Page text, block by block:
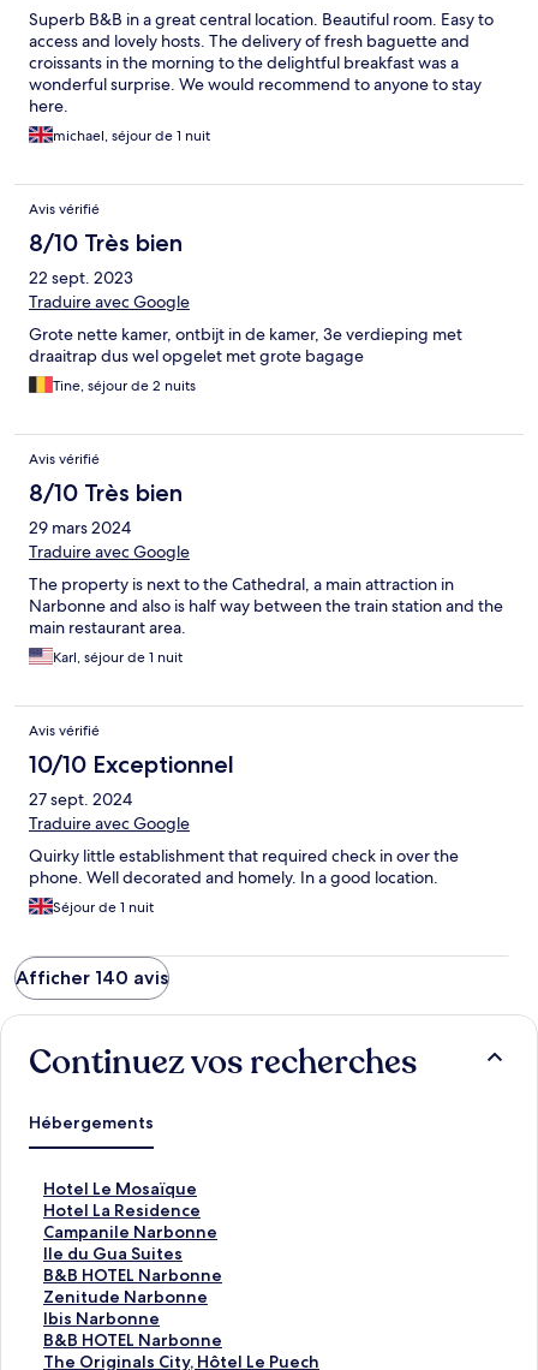
Superb B&B in a great central location. Beautiful room. Easy to
access and lovely hosts. The delivery of fresh baguette and
croissants in the morning to the delightful breakfast was a
wonderful surprise. We would recommend to anyone to stay
here.
michael, séjour de 1 nuit
Avis vérifié
8/10 Très bien
22 sept. 2023
Traduire avec Google
Grote nette kamer, ontbijt in de kamer, 3e verdieping met
draaitrap dus wel opgelet met grote bagage
Tine, séjour de 2 nuits
Avis vérifié
8/10 Très bien
29 mars 2024
Traduire avec Google
The property is next to the Cathedral, a main attraction in
Narbonne and also is half way between the train station and the
main restaurant area.
Karl, séjour de 1 nuit
Avis vérifié
10/10 Exceptionnel
27 sept. 2024
Traduire avec Google
Quirky little establishment that required check in over the
phone. Well decorated and homely. In a good location.
Séjour de 1 nuit
Afficher 140 avis
Continuez vos recherches
Hébergements
Hotel Le Mosaïque
L
i
e
n
o
u
v
r
a
Hotel La Residence
L
i
e
n
o
u
v
r
Campanile Narbonne
L
i
e
n
o
u
v
Ile du Gua Suites
L
i
e
n
o
u
B&B HOTEL Narbonne
L
i
e
n
o
Zenitude Narbonne
L
i
e
n
Ibis Narbonne
L
i
e
B&B HOTEL Narbonne
L
iThe Originals City, Hôtel Le Puech
L